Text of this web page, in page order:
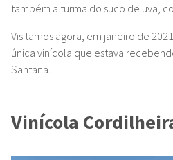
também a turma do suco de uva,
Visitamos agora, em janeiro de
única vinícola que estava
Santana.
Vinícola